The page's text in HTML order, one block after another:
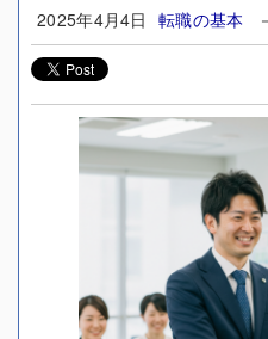
2025年4月4日 転職の基本